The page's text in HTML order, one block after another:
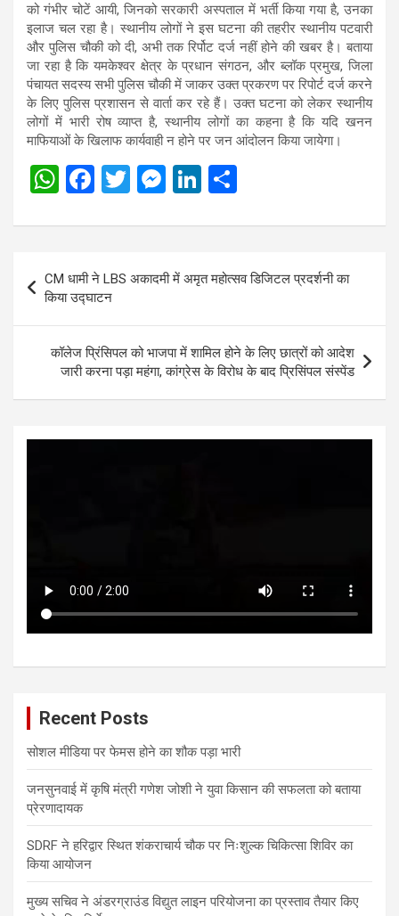
को गंभीर चोटें आयी, जिनको सरकारी अस्पताल में भर्ती किया गया है, उनका
इलाज चल रहा है। स्थानीय लोगों ने इस घटना की तहरीर स्थानीय पटवारी
और पुलिस चौकी को दी, अभी तक रिर्पोट दर्ज नहीं होने की खबर है। बताया
जा रहा है कि यमकेश्वर क्षेत्र के प्रधान संगठन, और ब्लॉक प्रमुख, जिला
पंचायत सदस्य सभी पुलिस चौकी में जाकर उक्त प्रकरण पर रिपोर्ट दर्ज करने
के लिए पुलिस प्रशासन से वार्ता कर रहे हैं। उक्त घटना को लेकर स्थानीय
लोगों में भारी रोष व्याप्त है, स्थानीय लोगों का कहना है कि यदि खनन
माफियाओं के खिलाफ कार्यवाही न होने पर जन आंदोलन किया जायेगा।
W
at
s
A
p
p
F
ce
b
o
o
k
T
tt
M
se
n
g
er
Li
ke
dI
n
ar
navigation
CM धामी ने LBS अकादमी में अमृत महोत्सव डिजिटल प्रदर्शनी का
किया उद्घाटन
कॉलेज प्रिंसिपल को भाजपा में शामिल होने के लिए छात्रों को आदेश
जारी करना पड़ा महंगा, कांग्रेस के विरोध के बाद प्रिसिंपल संस्पेंड
Recent Posts
सोशल मीडिया पर फेमस होने का शौक पड़ा भारी
जनसुनवाई में कृषि मंत्री गणेश जोशी ने युवा किसान की सफलता को बताया
प्रेरणादायक
SDRF ने हरिद्वार स्थित शंकराचार्य चौक पर निःशुल्क चिकित्सा शिविर का
किया आयोजन
मुख्य सचिव ने अंडरग्राउंड विद्युत लाइन परियोजना का प्रस्ताव तैयार किए